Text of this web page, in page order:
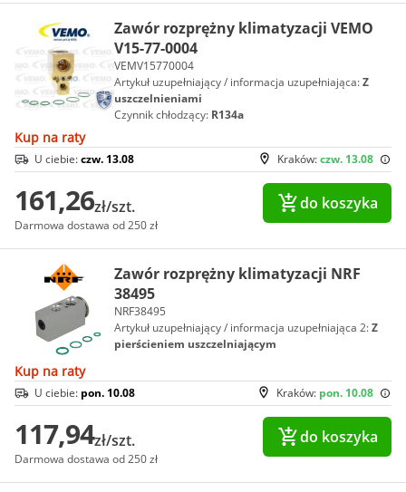
Zawór rozprężny klimatyzacji VEMO
V15-77-0004
VEMV15770004
Artykuł uzupełniający / informacja uzupełniająca:Z
uszczelnieniami
Czynnik chłodzący: R134a
Kup na raty
Kraków:czw. 13.08
U ciebie:czw. 13.08
161,26zł/szt.
Darmowa dostawa od 250 zł
do koszyka
Zawór rozprężny klimatyzacji NRF
38495
NRF38495
Artykuł uzupełniający / informacja uzupełniająca 2:Z
pierścieniem uszczelniającym
Kup na raty
Kraków: pon. 10.08
U ciebie: pon. 10.08
117,94zł/szt.
Darmowa dostawa od 250 zł
do koszyka